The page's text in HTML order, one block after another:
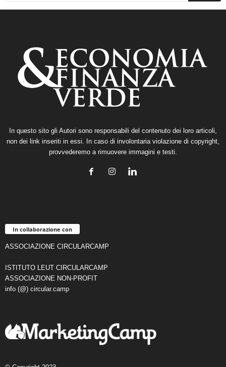
In questo sito gli Autori sono responsabili del contenuto dei loro articoli,
non dei link inseriti in essi. In caso di involontaria violazione di copyright,
provvederemo a rimuovere immagini e testi.
In collaborazione con
ASSOCIAZIONE CIRCULARCAMP
ISTITUTO LEUT CIRCULARCAMP
ASSOCIAZIONE NON-PROFIT
info (@) circular.camp